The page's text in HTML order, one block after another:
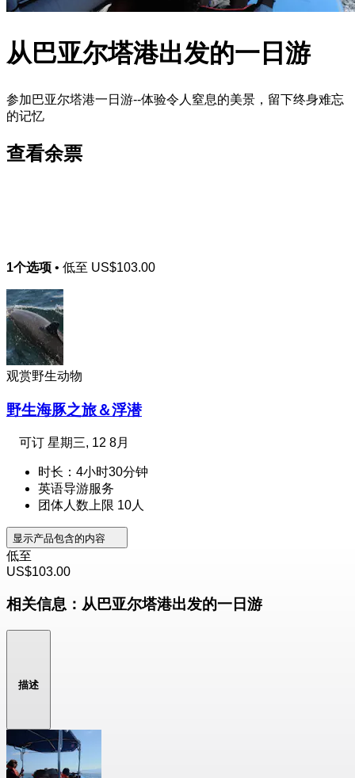
从巴亚尔塔港出发的一日游
参加巴亚尔塔港一日游--体验令人窒息的美景，留下终身难忘
的记忆
查看余票
1个选项 • 低至 US$103.00
观赏野生动物
野生海豚之旅＆浮潜
可订 星期三, 12 8月
时长：4小时30分钟
英语导游服务
团体人数上限 10人
显示产品包含的内容
低至
US$103.00
相关信息：从巴亚尔塔港出发的一日游
描述